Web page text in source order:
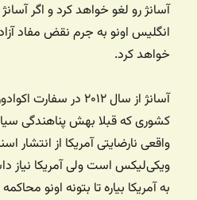
آسانژ رو لغو خواهد کرد و اگر
انگلیس اونو به جرم نقض مفاد
خواهد کرد.
آسانژ از سال ۲۰۱۲ در
کشوری که قبلا بهش پناهندگی
واقعی نارضایتی آمریکا از انتشار
ویکی‌لیکس است ولی آمریکا نیاز
به آمریکا بیاره تا بتونه اونو